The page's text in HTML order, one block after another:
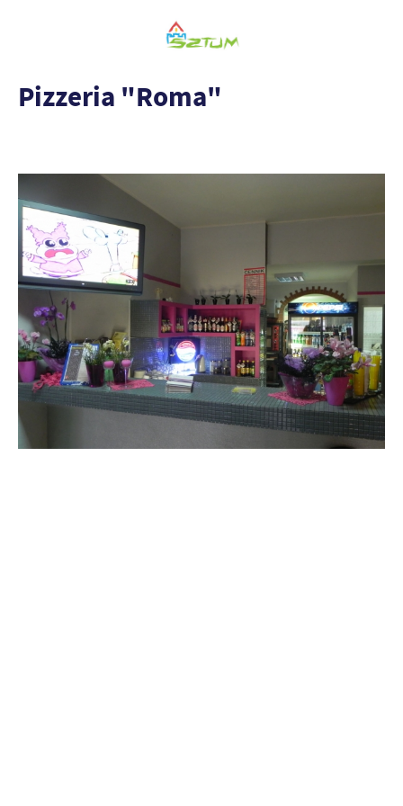
Pizzeria "Roma"